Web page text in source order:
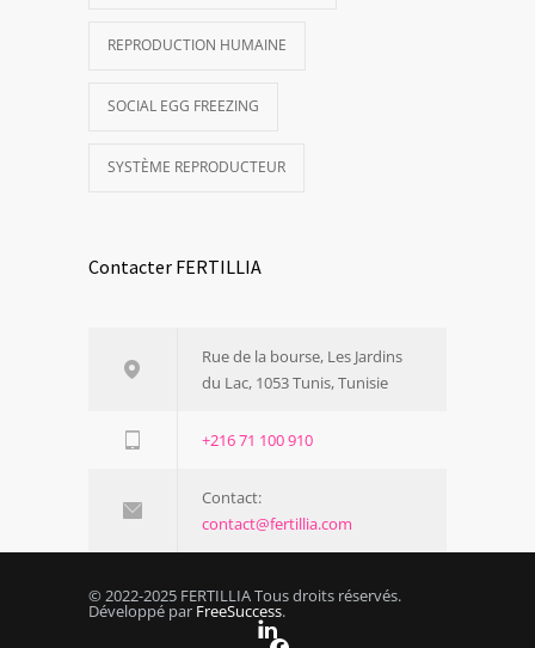
REPRODUCTION HUMAINE
SOCIAL EGG FREEZING
SYSTÈME REPRODUCTEUR
Contacter FERTILLIA
Rue de la bourse, Les Jardins
du Lac, 1053 Tunis, Tunisie
+216 71 100 910
Contact:
contact@fertillia.com
© 2022-2025 FERTILLIA Tous droits réservés.
Développé par FreeSuccess.